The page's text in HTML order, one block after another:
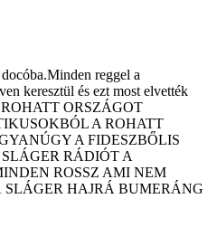
reggel a
keresztül és ezt most elvették
ORSZÁGOT
A ROHATT
A FIDESZBŐLIS
RÁDIÓT A
ROSSZ AMI NEM
HAJRÁ BUMERÁNG